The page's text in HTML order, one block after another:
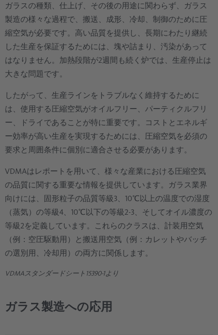
ガラスの種類、仕上げ、その後の用途に関わらず、ガラス
製造の様々な過程で、搬送、成形、冷却、制御のために圧
縮空気が必要です。高い品質を提供し、長期にわたり継続
した生産を保証するためには、塊や詰まり、汚染があって
はなりません。加熱段階が2週間も続く炉では、生産停止は
大きな問題です。
したがって、生産ラインをトラブルなく維持するために
は、使用する圧縮空気がオイルフリー、パーティクルフリ
ー、ドライであることが特に重要です。コストとエネルギ
ー効率が高い生産を実現するためには、圧縮空気を必須の
要求と周囲条件に個別に適合させる必要があります。
VDMAはレポートを用いて、様々な産業における圧縮空気
の品質に関する重要な情報を提供しています。ガラス業界
向けには、固形粒子の品質等級3、10℃以上の温度での湿度
（蒸気）の等級4、10℃以下の等級2-3、そしてオイル濃度の
等級2を定義しています。これらのクラスは、計装用空気
（例：空圧駆動用）と搬送用空気（例：カレットやバッチ
の選別用、冷却用）の両方に関係します。
VDMAスタンダードシート15390-1より
ガラス製造への応用